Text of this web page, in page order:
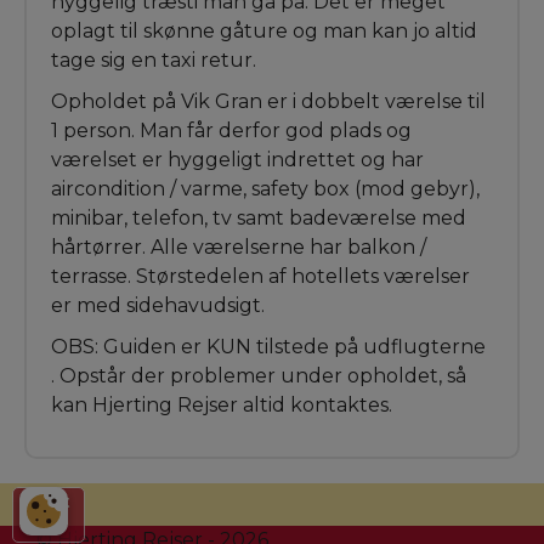
oplagt til skønne gåture og man kan jo altid
tage sig en taxi retur.
Opholdet på Vik Gran er i dobbelt værelse til
1 person. Man får derfor god plads og
værelset er hyggeligt indrettet og har
aircondition / varme, safety box (mod gebyr),
minibar, telefon, tv samt badeværelse med
hårtørrer. Alle værelserne har balkon /
terrasse. Størstedelen af hotellets værelser
er med sidehavudsigt.
OBS: Guiden er KUN tilstede på udflugterne
. Opstår der problemer under opholdet, så
kan Hjerting Rejser altid kontaktes.
Print